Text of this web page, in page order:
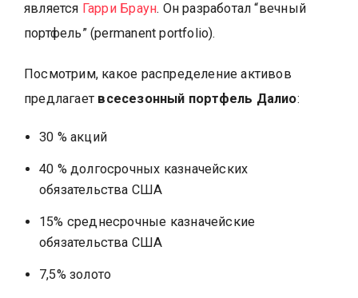
является Гарри Браун. Он разработал “вечный
портфель” (permanent portfolio).
Посмотрим, какое распределение активов
предлагает всесезонный портфель Далио:
30 % акций
40 % долгосрочных казначейских
обязательства США
15% среднесрочные казначейские
обязательства США
7,5% золото